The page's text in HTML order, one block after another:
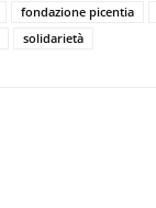
fondazione picentia
solidarietà